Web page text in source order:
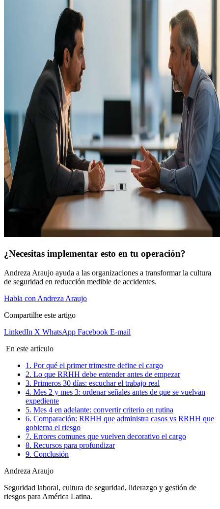
¿Necesitas implementar esto en tu operación?
Andreza Araujo ayuda a las organizaciones a transformar la cultura
de seguridad en reducción medible de accidentes.
Habla con Andreza Araujo
Compartilhe este artigo
LinkedIn X WhatsApp Facebook E-mail
En este artículo
1. Por qué el primer trimestre define el cargo
2. Lo que RRHH debe entender antes de empezar
3. Primeros 30 días: escuchar el trabajo real
4. Mes 2 y mes 3: ordenar señales antes de que se vuelvan
expediente
5. Mes 4 en adelante: convertir criterio en rutina
6. Comparación: RRHH que administra casos vs RRHH que
gobierna el riesgo
7. Errores comunes que vuelven decorativo el cargo
8. Recursos para profundizar
9. Conclusión
Andreza Araujo
Seguridad laboral, cultura de seguridad, liderazgo y gestión de
riesgos para América Latina.